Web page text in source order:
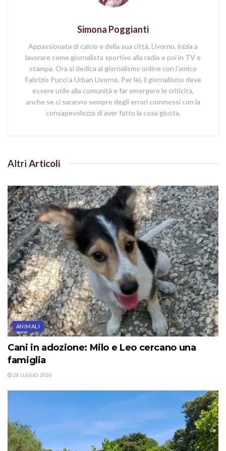
Simona Poggianti
Appassionata di calcio e della sua città, Livorno, inizia a
lavorare come giornalista sportivo alla radio e poi in TV e
stampa. Ora si dedica al giornalismo online con l'amico
Fabrizio Pucci a Urban Livorno. Per lei, il giornalismo deve
essere utile alla comunità e far emergere le criticità,
anche se ci saranno sempre degli errori commessi con la
consapevolezza di aver fatto la cosa giusta.
Altri Articoli
ANIMALI
Cani in adozione: Milo e Leo cercano una
famiglia
28 LUGLIO, 2026